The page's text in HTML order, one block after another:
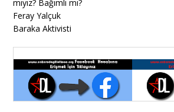
mıyız? Bağımlı mı?
Feray Yalçuk
Baraka Aktivisti